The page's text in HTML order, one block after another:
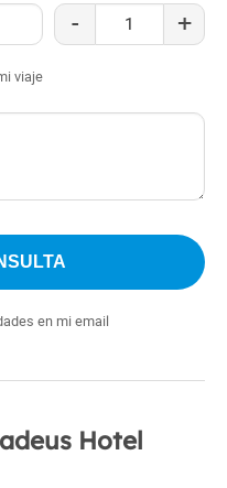
- +
viaje
en mi email
Hotel